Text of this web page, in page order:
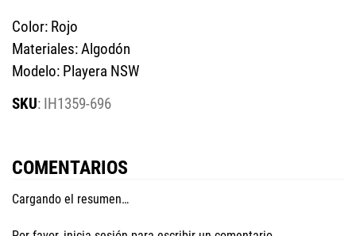
Color: Rojo
Materiales: Algodón
Modelo: Playera NSW
: IH1359-696
COMENTARIOS
Cargando el resumen…